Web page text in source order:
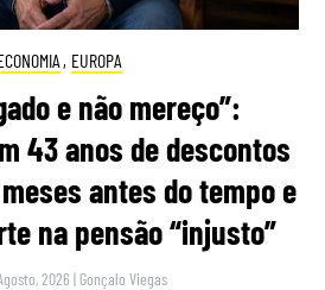
, EUROPA
e não mereço”:
43 anos de descontos
antes do tempo e
na pensão “injusto”
2026 | Gonçalo Viegas